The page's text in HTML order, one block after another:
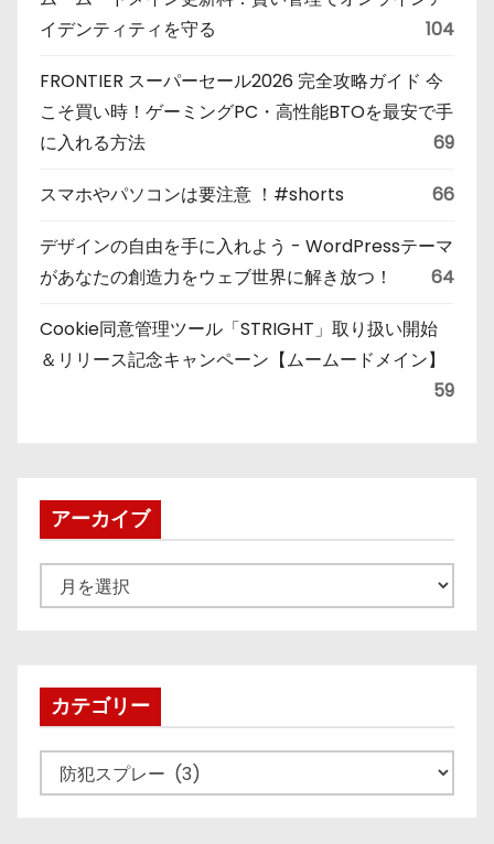
イデンティティを守る
104
FRONTIER スーパーセール2026 完全攻略ガイド 今
こそ買い時！ゲーミングPC・高性能BTOを最安で手
に入れる方法
69
スマホやパソコンは要注意 ！#shorts 66
デザインの自由を手に入れよう - WordPressテーマ
があなたの創造力をウェブ世界に解き放つ！
64
Cookie同意管理ツール「STRIGHT」取り扱い開始
＆リリース記念キャンペーン【ムームードメイン】
59
アーカイブ
ー
ブカテゴリー
テ